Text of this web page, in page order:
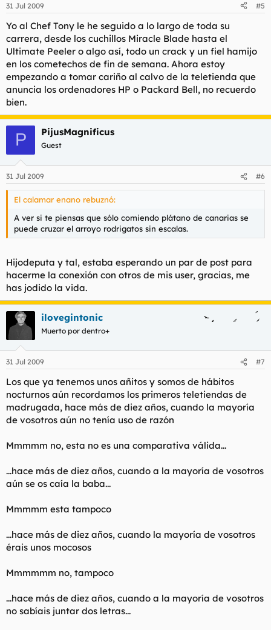
31 Jul 2009 #5
Yo al Chef Tony le he seguido a lo largo de toda su
carrera, desde los cuchillos Miracle Blade hasta el
Ultimate Peeler o algo así, todo un crack y un fiel hamijo
en los cometechos de fin de semana. Ahora estoy
empezando a tomar cariño al calvo de la teletienda que
anuncia los ordenadores HP o Packard Bell, no recuerdo
bien.
P PijusMagnificus
Guest
31 Jul 2009 #6
El calamar enano rebuznó:
A ver si te piensas que sólo comiendo plátano de canarias se
puede cruzar el arroyo rodrigatos sin escalas.
Hijodeputa y tal, estaba esperando un par de post para
hacerme la conexión con otros de mis user, gracias, me
has jodido la vida.
ilovegintonic
Muerto por dentro+
31 Jul 2009 #7
Los que ya tenemos unos añitos y somos de hábitos
nocturnos aún recordamos los primeros teletiendas de
madrugada, hace más de diez años, cuando la mayoría
de vosotros aún no tenía uso de razón
Mmmmm no, esta no es una comparativa válida...
...hace más de diez años, cuando a la mayoría de vosotros
aún se os caía la baba...
Mmmmm esta tampoco
...hace más de diez años, cuando la mayoría de vosotros
érais unos mocosos
Mmmmmm no, tampoco
...hace más de diez años, cuando a la mayoría de vosotros
no sabíais juntar dos letras...